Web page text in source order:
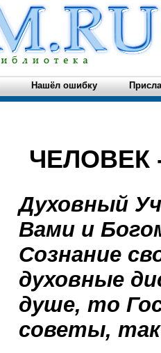
Нашёл ошибку
ЧЕЛОВЕК
Духовный
Вами и
Сознание
духовные
душе, то
советы,